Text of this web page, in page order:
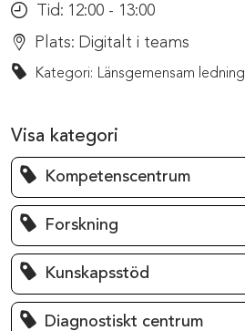
Tid: 12:00 - 13:00
Plats: Digitalt i teams
Kategori: Länsgemensam ledning
Visa kategori
Kompetenscentrum
Forskning
Kunskapsstöd
Diagnostiskt centrum